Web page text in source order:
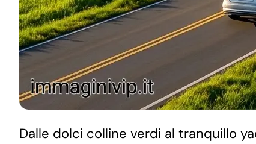
Dalle dolci colline verdi al tranquillo